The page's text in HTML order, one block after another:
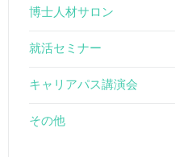
博士人材サロン
就活セミナー
キャリアパス講演会
その他